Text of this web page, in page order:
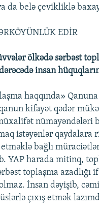
da belə çevikliklə
EDİR
ölkədə sərbəst
insan
haqqında»
kifayət qədər
nümayəndələri
istəyənlər qaydalara
bağlı
YAP harada mitinq,
toplaşma
İnsan dəyişib,
çıxış etmək